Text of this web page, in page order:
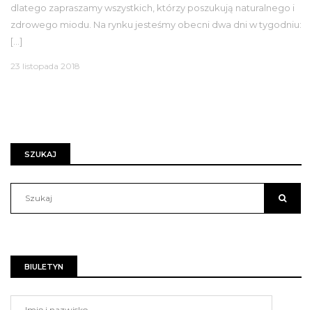
dlatego zapraszamy wszystkich, którzy poszukują naturalnego i
zdrowego miodu. Na rynku jesteśmy obecni dwa dni w tygodniu:
[…]
23 listopada 2018
SZUKAJ
BIULETYN